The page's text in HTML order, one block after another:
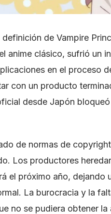
de Vampire
anime clásico, sufrió un
en el proceso
con un producto
desde Japón
de normas de
Los productores
el próximo año, dejando
La burocracia y la
no se pudiera obtener la